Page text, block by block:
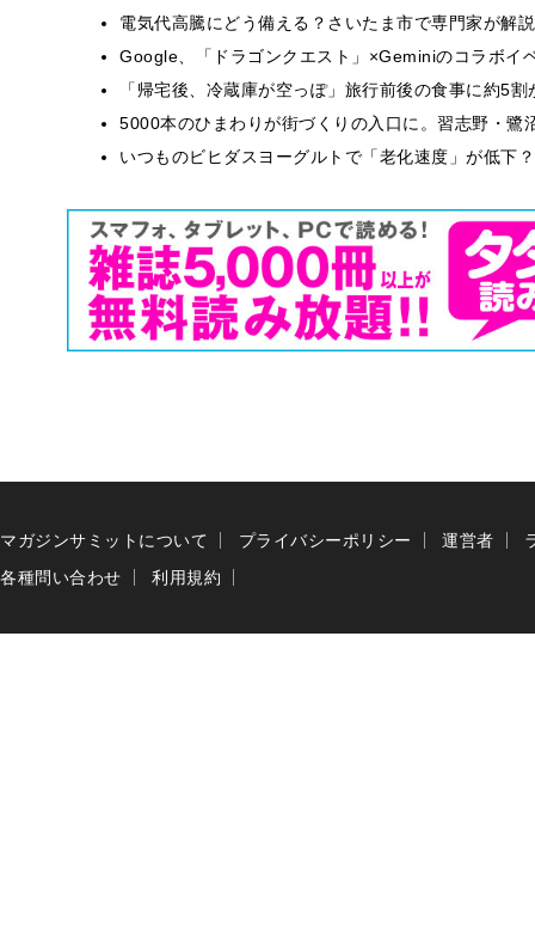
電気代高騰にどう備える？さいたま市で専門家が解
Google、「ドラゴンクエスト」×Geminiのコラボイ
「帰宅後、冷蔵庫が空っぽ」旅行前後の食事に約5
5000本のひまわりが街づくりの入口に。習志野・
いつものビヒダスヨーグルトで「老化速度」が低
マガジンサミットについて プライバシーポリシー 運営者
各種問い合わせ
利用規約